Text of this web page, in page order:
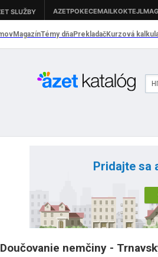
Pridajte sa
Doučovanie nemčiny -